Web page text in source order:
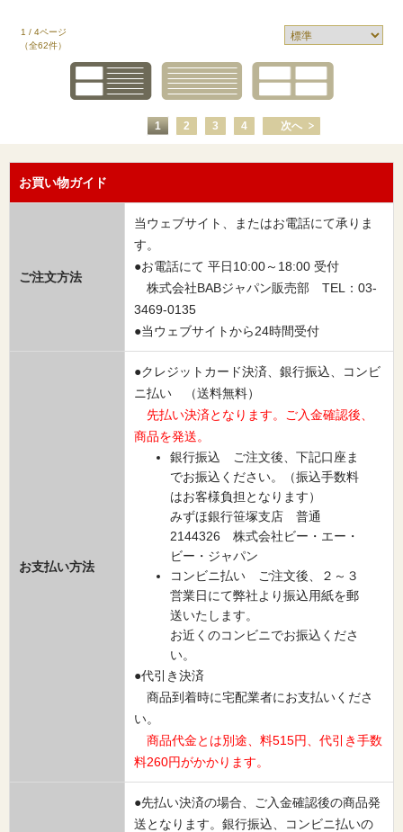
1 / 4ページ
（全62件）
1 2 3 4 次へ
お買い物ガイド
ご注文方法
当ウェブサイト、またはお電話にて承りま
す。
●お電話にて 平日10:00～18:00 受付
株式会社BABジャパン販売部 TEL：03-
3469-0135
●当ウェブサイトから24時間受付
お支払い方法
●クレジットカード決済、銀行振込、コンビ
ニ払い （送料無料）
先払い決済となります。ご入金確認後、
商品を発送。
銀行振込 ご注文後、下記口座ま
でお振込ください。（振込手数料
はお客様負担となります）
みずほ銀行笹塚支店 普通
2144326 株式会社ビー・エー・
ビー・ジャパン
コンビニ払い ご注文後、２～３
営業日にて弊社より振込用紙を郵
送いたします。
お近くのコンビニでお振込くださ
い。
●代引き決済
商品到着時に宅配業者にお支払いくださ
い。
商品代金とは別途、料515円、代引き手数
料260円がかかります。
●先払い決済の場合、ご入金確認後の商品発
送となります。銀行振込、コンビニ払いの